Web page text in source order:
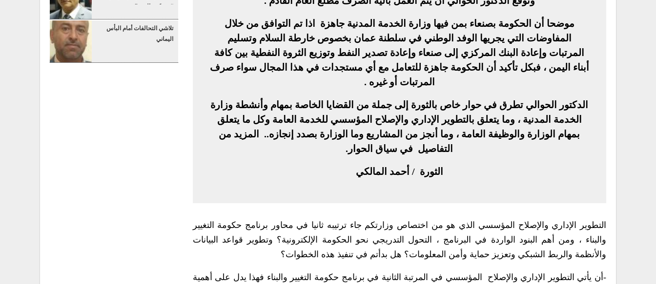
موضحا أن الحكومة بصنعاء بمن فيها وزارة الخدمة المدنية جاهزة اذا تم التوافق من خلال
المفاوضات التي يجريها الوفد الوطني في سلطنة عمان بخصوص خارطة السلام وتسليم
المرتبات وإعادة البنك المركزي إلى صنعاء وإعادة تصدير النفط وتوزيع الثروة النفطية بين كافة
أبناء اليمن ، فبكل تأكيد أن الحكومة جاهزة للتعامل مع أي مستجدات في هذا المجال سواء صرف
المرتبات أو غيره .
الدكتور الحوالي تطرق في حوار خاص بالثورة إلى جملة من القضايا الخاصة بمهام وأنشطة وزارة
الخدمة المدنية ، وما يتعلق بالتطوير الإداري والإصلاح المؤسسي للخدمة العامة وكل ما يتعلق
بمهام الوزارة والوظيفة العامة ، وما أنجز من المشاريع وما الوزارة بصدد إنجازه.. المزيد من
التفاصيل في سياق الحوار.
الثورة / أحمد المالكي
التطوير الإداري والإصلاح المؤسسي الذي هو من اختصاص وزارتكم جاء ترتيبه ثانيا في محاور برنامج حكومة التغيير
والبناء ، ومن أهم البنود الواردة في البرنامج ، التحول التدريجي نحو الحكومة الإلكترونية؟ وتطوير قواعد البيانات
والأنظمة والربط الشبكي وتعزيز حماية وأمن المعلومات؟ هل بدأتم في تنفيذ هذه الخطوات؟
-أن يأتي التطوير الإداري والإصلاح المؤسسي في المرتبة الثانية في برنامج حكومة التغيير والبناء فهذا يدل على أهمية
“عسكرة البحر”
تلاشي التحالفات أمام البأس
اليماني